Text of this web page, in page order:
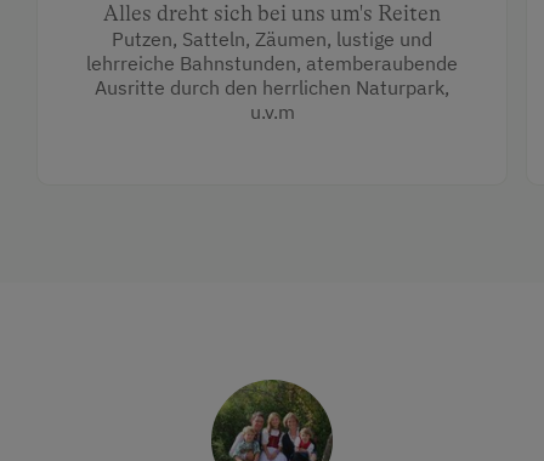
Alles dreht sich bei uns um's Reiten
Putzen, Satteln, Zäumen, lustige und
lehrreiche Bahnstunden, atemberaubende
Ausritte durch den herrlichen Naturpark,
u.v.m